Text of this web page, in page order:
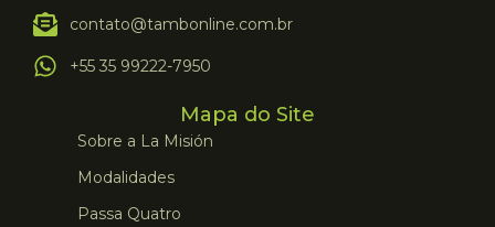
contato@tambonline.com.br
+55 35 99222-7950
Mapa do Site
Sobre a La Misión
Modalidades
Passa Quatro